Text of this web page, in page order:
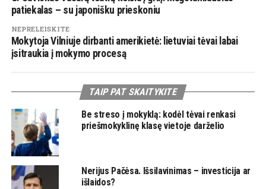
patiekalas – su japonišku prieskoniu
NEPRELEISKITE
Mokytoja Vilniuje dirbanti amerikietė: lietuviai tėvai labai
įsitraukia į mokymo procesą
TAIP PAT SKAITYKITE
Be streso į mokyklą: kodėl tėvai renkasi
priešmokyklinę klasę vietoje darželio
Nerijus Pačėsa. Išsilavinimas – investicija ar
išlaidos?